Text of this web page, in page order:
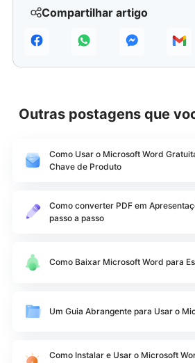
Compartilhar artigo
Outras postagens que
Como Usar o Microsoft Word
Chave de Produto
Como converter PDF em
passo a passo
Como Baixar Microsoft Word para
Um Guia Abrangente para Usar o
Como Instalar e Usar o Microsoft